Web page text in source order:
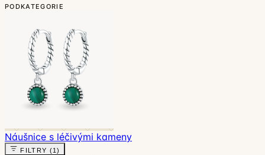
PODKATEGORIE
Náušnice s léčivými kameny
FILTRY (1)